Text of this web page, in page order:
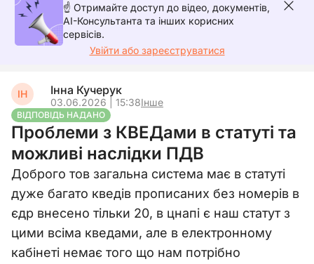
☝️ Отримайте доступ до відео, документів,
AI-Консультанта та інших корисних
сервісів.
Увійти або зареєструватися
ІН Інна Кучерук
03.06.2026 | 15:38Інше
ВІДПОВІДЬ НАДАНО
Проблеми з КВЕДами в статуті та
можливі наслідки ПДВ
Доброго тов загальна система має в статуті
дуже багато кведів прописаних без номерів в
єдр внесено тільки 20, в цнапі є наш статут з
цими всіма кведами, але в електронному
кабінеті немає того що нам потрібно